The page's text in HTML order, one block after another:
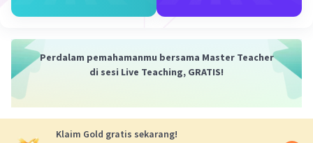
Iklan
Perdalam pemahamanmu bersama Master Teacher
di sesi Live Teaching, GRATIS!
Klaim Gold gratis sekarang!